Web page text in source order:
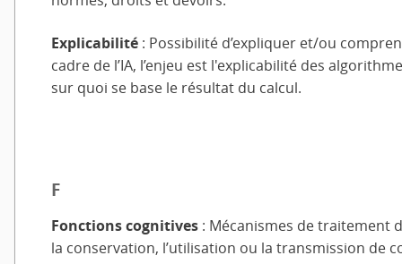
Explicabilité : Possibilité d’expliquer et/ou
cadre de l’IA, l’enjeu est l'explicabilité des
sur quoi se base le résultat du calcul.
F
Fonctions cognitives: Mécanismes de traitement
la conservation, l’utilisation ou la transmission de